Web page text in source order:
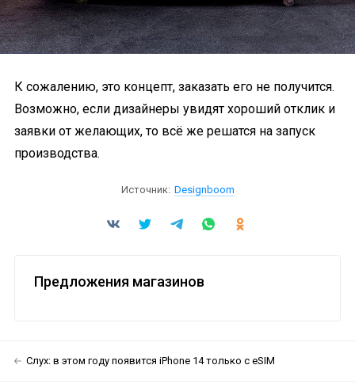
К сожалению, это концепт, заказать его не получится.
Возможно, если дизайнеры увидят хороший отклик и
заявки от желающих, то всё же решатся на запуск
производства.
Источник: Designboom
Предложения магазинов
Слух: в этом году появится iPhone 14 только с eSIM